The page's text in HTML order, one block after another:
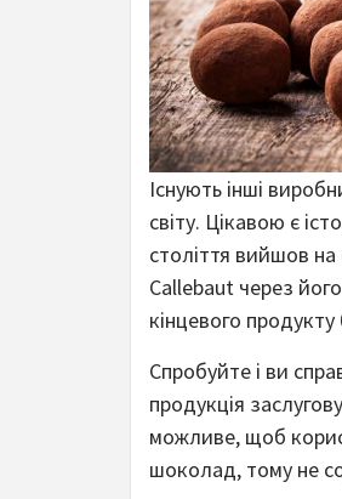
Існують інші
світу. Цікавою є
століття вийшов
Callebaut через
кінцевого
Спробуйте і ви
продукція
можливе, щоб
шоколад, тому не